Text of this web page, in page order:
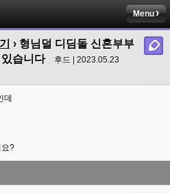
Menu
› 형님덜 디딤돌 신혼부부
습니다
후드 | 2023.05.23
데
요?